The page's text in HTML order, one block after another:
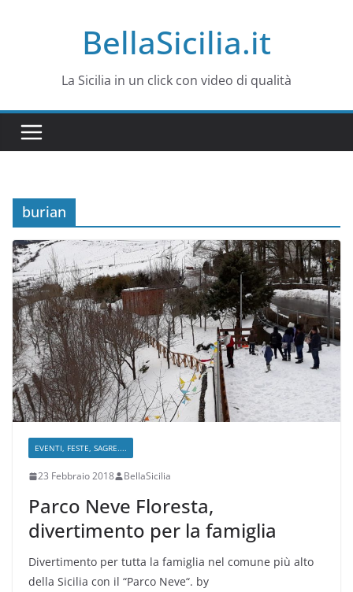
BellaSicilia.it
La Sicilia in un click con video di qualità
burian
EVENTI, FESTE, SAGRE....
23 Febbraio 2018 BellaSicilia
Parco Neve Floresta,
divertimento per la famiglia
Divertimento per tutta la famiglia nel comune più alto
della Sicilia con il “Parco Neve“. by